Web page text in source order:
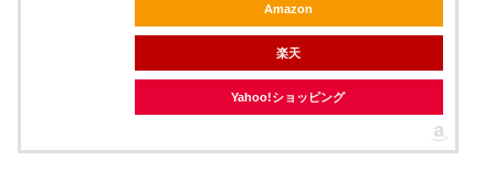
Amazon
楽天
Yahoo!ショッピング